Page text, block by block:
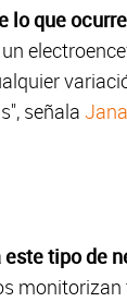
lo que
señala
tipo de